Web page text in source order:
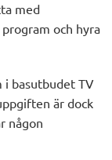
med
och hyra
i basutbudet TV
är dock
någon